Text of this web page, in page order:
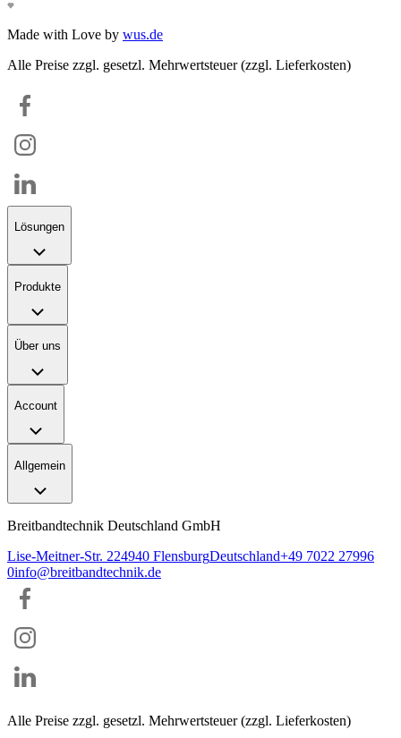
Made with Love by wus.de
Alle Preise zzgl. gesetzl. Mehrwertsteuer (zzgl. Lieferkosten)
Lösungen
Produkte
Über uns
Account
Allgemein
Breitbandtechnik Deutschland GmbH
Lise-Meitner-Str. 224940 FlensburgDeutschland+49 7022 27996
0info@breitbandtechnik.de
Alle Preise zzgl. gesetzl. Mehrwertsteuer (zzgl. Lieferkosten)